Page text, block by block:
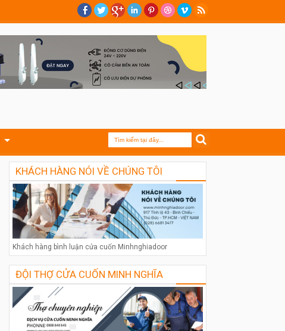
KHÁCH HÀNG NÓI VỀ CHÚNG TÔI
Khách hàng bình luận cửa cuốn Minhnghiadoor
ĐỘI THỢ CỬA CUỐN MINH NGHĨA